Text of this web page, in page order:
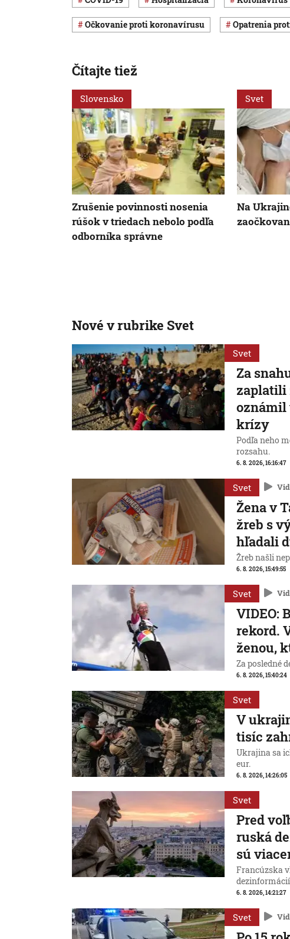
očkovanie proti koronavírusu opatrenia
Čítajte tiež
Slovensko
Zrušenie povinnosti nosenia
rúšok v triedach nebolo podľa
odborníka správne
Svet
Na
Nové v rubrike Svet
Svet
Za
zaplatili
krízy
Podľa neho
rozsahu.
6. 8. 2026, 16:16:47
Svet
Žena v
žreb s
hľadali
Žreb našli
6. 8. 2026, 15:49:55
Svet
VIDEO:
rekord.
ženou,
Za posledné
6. 8. 2026, 15:40:24
Svet
V
tisíc
Ukrajina sa
eur.
6. 8. 2026, 14:26:05
Svet
Pred
ruská
sú
Francúzska
dezinformácií
6. 8. 2026, 14:21:27
Svet